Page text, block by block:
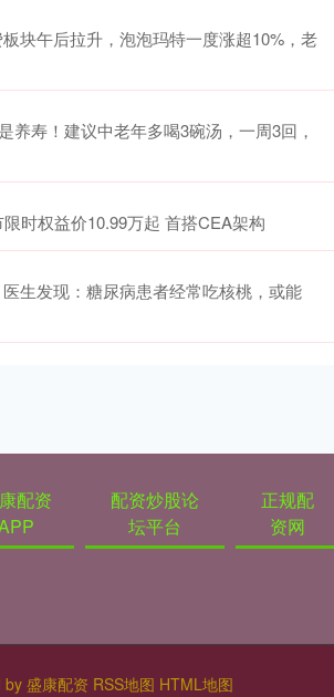
块午后拉升，泡泡玛特一度涨超10%，老
养寿！建议中老年多喝3碗汤，一周3回，
时权益价10.99万起 首搭CEA架构
生发现：糖尿病患者经常吃核桃，或能
配资
配资炒股论
坛平台
正规配
资网
by 盛康配资 RSS地图 HTML地图